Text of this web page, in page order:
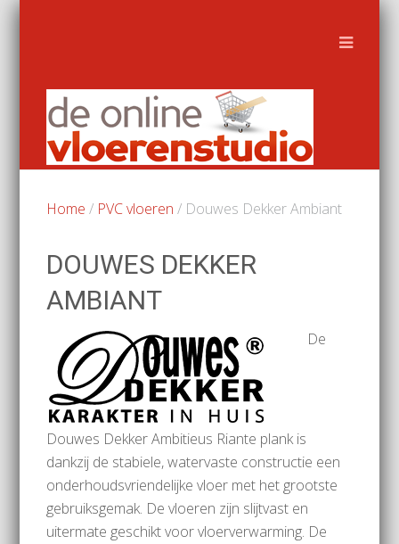
Home / PVC vloeren / Douwes Dekker Ambiant
DOUWES DEKKER
AMBIANT
De
Douwes Dekker Ambitieus Riante plank is
dankzij de stabiele, watervaste constructie een
onderhoudsvriendelijke vloer met het grootste
gebruiksgemak. De vloeren zijn slijtvast en
uitermate geschikt voor vloerverwarming. De